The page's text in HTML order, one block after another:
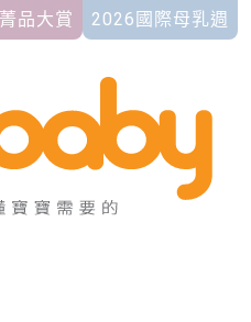
菁品大賞 2026國際母乳週